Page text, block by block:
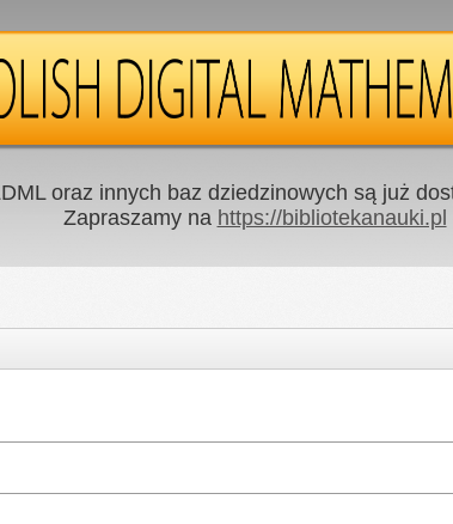
oraz innych baz dziedzinowych są już
Zapraszamy na https://bibliotekanauki.pl